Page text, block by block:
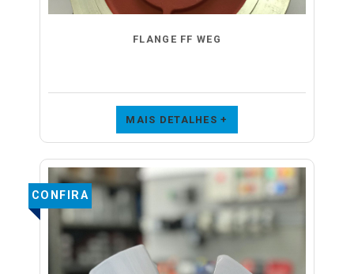
FLANGE FF WEG
MAIS DETALHES +
CONFIRA